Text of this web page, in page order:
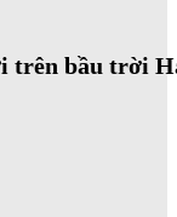
trên bầu trời